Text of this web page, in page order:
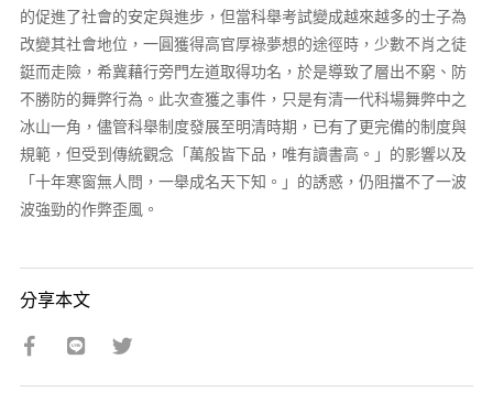
的促進了社會的安定與進步，但當科舉考試變成越來越多的士子為
改變其社會地位，一圓獲得高官厚祿夢想的途徑時，少數不肖之徒
鋌而走險，希冀藉行旁門左道取得功名，於是導致了層出不窮、防
不勝防的舞弊行為。此次查獲之事件，只是有清一代科場舞弊中之
冰山一角，儘管科舉制度發展至明清時期，已有了更完備的制度與
規範，但受到傳統觀念「萬般皆下品，唯有讀書高。」的影響以及
「十年寒窗無人問，一舉成名天下知。」的誘惑，仍阻擋不了一波
波強勁的作弊歪風。
分享本文